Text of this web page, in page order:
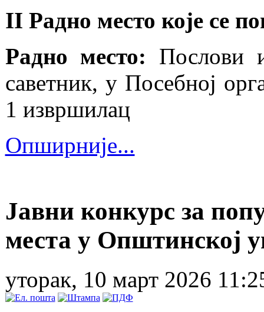
II Радно место које се
Радно место: Послови
саветник, у Посебној
1 извршилац
Опширније...
Јавни конкурс за
места у Општинској
уторак, 10 март 2026